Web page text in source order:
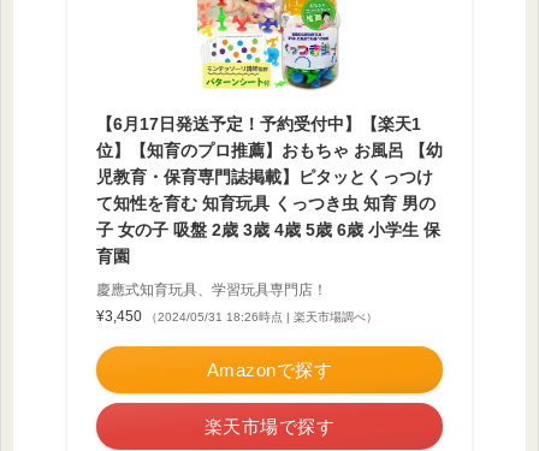
【6月17日発送予定！予約受付中】【楽天1
位】【知育のプロ推薦】おもちゃ お風呂 【幼
児教育・保育専門誌掲載】ピタッとくっつけ
て知性を育む 知育玩具 くっつき虫 知育 男の
子 女の子 吸盤 2歳 3歳 4歳 5歳 6歳 小学生 保
育園
慶應式知育玩具、学習玩具専門店！
¥3,450
（2024/05/31 18:26時点 | 楽天市場調べ）
Amazonで探す
楽天市場で探す